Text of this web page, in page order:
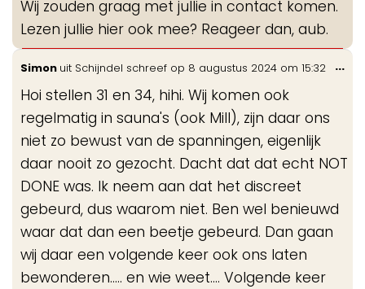
Wij zouden graag met jullie in contact komen.
Lezen jullie hier ook mee? Reageer dan, aub.
Simon uit Schijndel schreef op 8 augustus 2024 om 15:32
Hoi stellen 31 en 34, hihi. Wij komen ook
regelmatig in sauna's (ook Mill), zijn daar ons
niet zo bewust van de spanningen, eigenlijk
daar nooit zo gezocht. Dacht dat dat echt NOT
DONE was. Ik neem aan dat het discreet
gebeurd, dus waarom niet. Ben wel benieuwd
waar dat dan een beetje gebeurd. Dan gaan
wij daar een volgende keer ook ons laten
bewonderen..... en wie weet.... Volgende keer
...